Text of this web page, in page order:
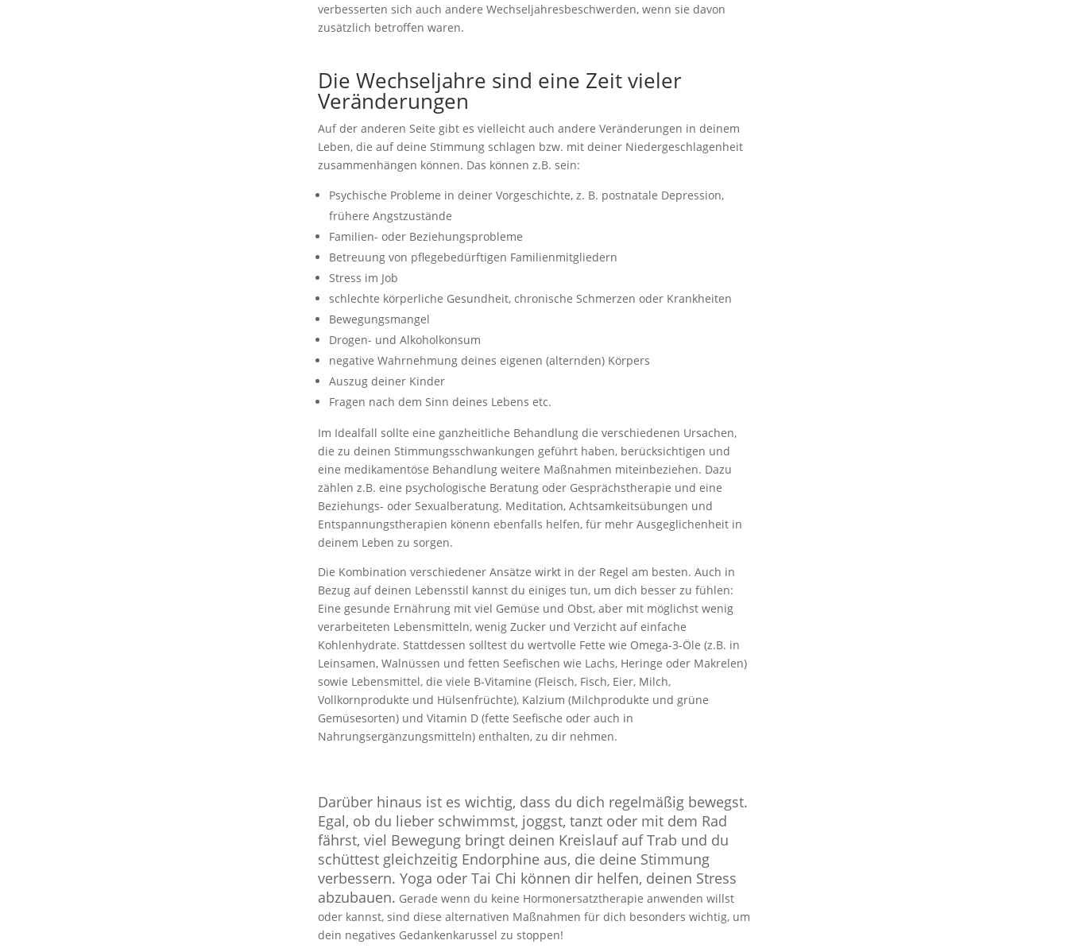
verbesserten sich auch andere Wechseljahresbeschwerden, wenn sie davon
zusätzlich betroffen waren.
Die Wechseljahre sind eine Zeit vieler
Veränderungen
Auf der anderen Seite gibt es vielleicht auch andere Veränderungen in deinem
Leben, die auf deine Stimmung schlagen bzw. mit deiner Niedergeschlagenheit
zusammenhängen können. Das können z.B. sein:
Psychische Probleme in deiner Vorgeschichte, z. B. postnatale Depression,
frühere Angstzustände
Familien- oder Beziehungsprobleme
Betreuung von pflegebedürftigen Familienmitgliedern
Stress im Job
schlechte körperliche Gesundheit, chronische Schmerzen oder Krankheiten
Bewegungsmangel
Drogen- und Alkoholkonsum
negative Wahrnehmung deines eigenen (alternden) Körpers
Auszug deiner Kinder
Fragen nach dem Sinn deines Lebens etc.
Im Idealfall sollte eine ganzheitliche Behandlung die verschiedenen Ursachen,
die zu deinen Stimmungsschwankungen geführt haben, berücksichtigen und
eine medikamentöse Behandlung weitere Maßnahmen miteinbeziehen. Dazu
zählen z.B. eine psychologische Beratung oder Gesprächstherapie und eine
Beziehungs- oder Sexualberatung. Meditation, Achtsamkeitsübungen und
Entspannungstherapien könenn ebenfalls helfen, für mehr Ausgeglichenheit in
deinem Leben zu sorgen.
Die Kombination verschiedener Ansätze wirkt in der Regel am besten. Auch in
Bezug auf deinen Lebensstil kannst du einiges tun, um dich besser zu fühlen:
Eine gesunde Ernährung mit viel Gemüse und Obst, aber mit möglichst wenig
verarbeiteten Lebensmitteln, wenig Zucker und Verzicht auf einfache
Kohlenhydrate. Stattdessen solltest du wertvolle Fette wie Omega-3-Öle (z.B. in
Leinsamen, Walnüssen und fetten Seefischen wie Lachs, Heringe oder Makrelen)
sowie Lebensmittel, die viele B-Vitamine (Fleisch, Fisch, Eier, Milch,
Vollkornprodukte und Hülsenfrüchte), Kalzium (Milchprodukte und grüne
Gemüsesorten) und Vitamin D (fette Seefische oder auch in
Nahrungsergänzungsmitteln) enthalten, zu dir nehmen.
Darüber hinaus ist es wichtig, dass du dich regelmäßig bewegst.
Egal, ob du lieber schwimmst, joggst, tanzt oder mit dem Rad
fährst, viel Bewegung bringt deinen Kreislauf auf Trab und du
schüttest gleichzeitig Endorphine aus, die deine Stimmung
verbessern. Yoga oder Tai Chi können dir helfen, deinen Stress
abzubauen. Gerade wenn du keine Hormonersatztherapie anwenden willst
oder kannst, sind diese alternativen Maßnahmen für dich besonders wichtig, um
dein negatives Gedankenkarussel zu stoppen!